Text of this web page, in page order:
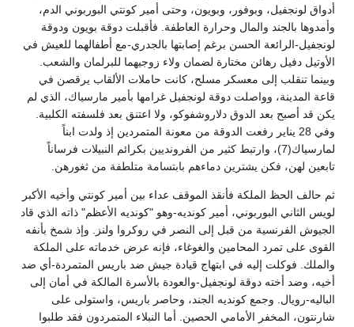
أدواق لونجفيل، وبوفور، وبويون، وحتى أمير كونتي البوربوني الدم،
وأمدوها بالجند والمال وحرارة العاطفة. فأقبلت دوقة بويون ودوقة
لونجفيل-الرائعة الحسن برغم إصابتها بالجدري-مع أطفالهما للعيش في
الأوتيل دفيل رهائن مختارة لضمان ولاء زوجيهما للبرلمان والشعب.
وبينما تنقلب إلى معسكر مسلح، كانت حاملات الألقاب يرقصن في
قاعة المدينة، وواصلت دوقة لونجفيل غرامها بأمير مارسياك، الذي لم
يكن قد أصبح بعد الدوق دلاروشفوكو، ولا اعتنق بعد فلسفته الكلبية.
وفي 28 يناير رفعت الدوقة من معونة المتمردين إذ ولدت ابناً
لمارسياك(7)، وارتبط كثير من الفرونديين بكرائم النبيلات فرساناً
تابعين لهن، فكن يشترين دماءهم بابتسامة متلطفة من ثغورهن.
ثم حالف الحظ الملكة فأنقذ الموقف عداء بين أمير كونتي وأخيه الأكبر
لويس الثاني البوربوني، أمير كونديه-وهو "كونديه الأعظم" ذاته الذي قاد
الجيوش الفرنسية من قبل إلى النصر في روكروا ولنز. وإذ شمخ بأنفه
القوى على تمرد المحامين والغوغاء، فإنه عرض خدماته على الملكة
والملك. فوكلت إليه في ابتهاج قيادة جيش ضد باريس المتمردة-أي ضد
أخيه، وضد أخته دوقة لونجفيل-والعودة بالأسرة المالكة في أمان إلى
الباليه-رويال. وجمع كونديه الجند، وحاصر باريس، واستولى على
شارنتون، المخفر الأمامي الحصين. أما النبلاء المتمردون فقد طلبوا